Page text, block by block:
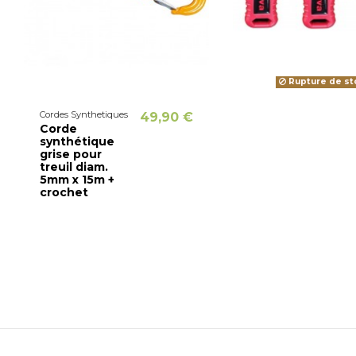
Cordes Synthetiques
Corde
synthétique
grise pour
treuil diam.
5mm x 15m +
crochet
49,90 €
Rupture de